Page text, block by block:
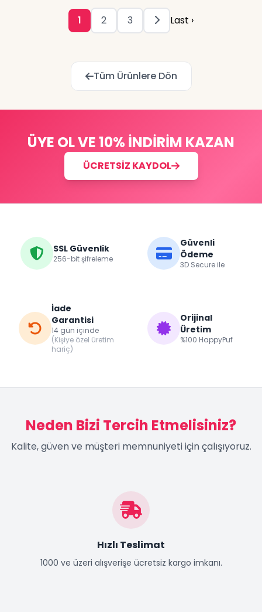
için yer tasarrufu sağlarBarista düzeninde bir kahve
köşesi oluşturmak isteyenler için ideal bir organizer!
1 2 3 Last ›
Tüm Ürünlere Dön
ÜYE OL VE 10% İNDİRİM KAZAN
ÜCRETSİZ KAYDOL
SSL Güvenlik
256-bit şifreleme
Güvenli
Ödeme
3D Secure ile
İade
Garantisi
14 gün içinde
(Kişiye özel üretim
hariç)
Orijinal
Üretim
%100 HappyPuf
Neden Bizi Tercih Etmelisiniz?
Kalite, güven ve müşteri memnuniyeti için çalışıyoruz.
Hızlı Teslimat
1000 ve üzeri alışverişe ücretsiz kargo imkanı.